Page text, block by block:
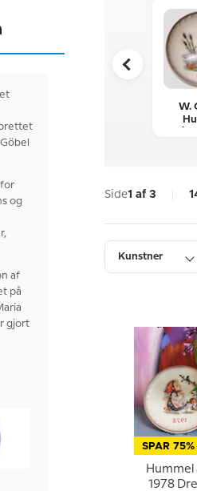
og
af
på
gjort
W.
Side1 af 3
Kunstner
SPAR 75%
Hummel
1978